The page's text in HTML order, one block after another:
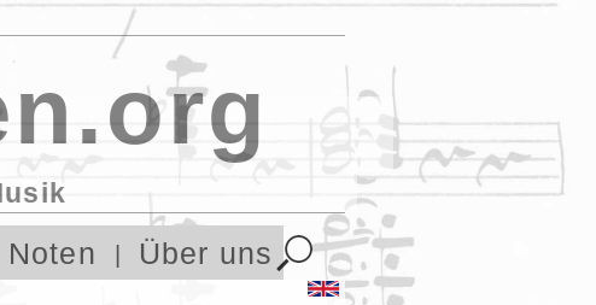
Noten Über uns